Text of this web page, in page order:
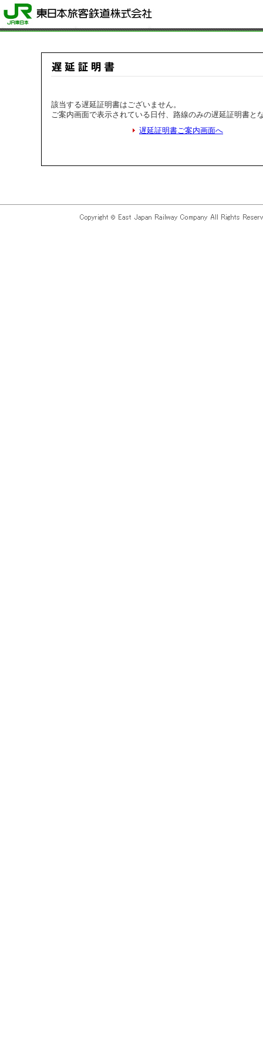
該当する遅延証明書はございません。
ご案内画面で表示されている日付、路線のみの遅延証明書と
遅延証明書ご案内画面へ